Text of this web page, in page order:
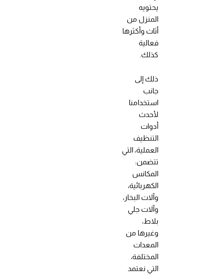
يحتويه
المنزل من
أثاث وأكثرها
فعالية
كذلك.
ذلك إلى
جانب
استخدامنا
لأحدث
أدوات
التنظيف
العملية، التي
تتضمن:
المكانس
الكهربائية،
وآلات البخار،
وآلات جلي
بلاط،
وغيرها من
المعدات
المختلفة،
التي نعتمد